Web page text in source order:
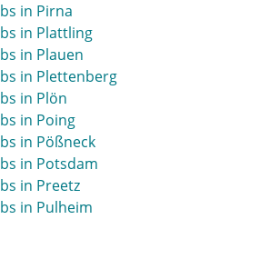
in Pirna
in Plattling
in Plauen
in Plettenberg
in Plön
in Poing
in Pößneck
in Potsdam
in Preetz
in Pulheim